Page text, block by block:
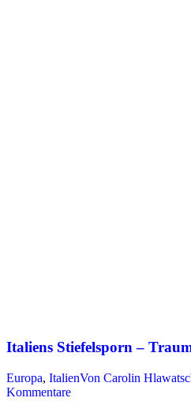
Italiens Stiefelsporn –
Europa, ItalienVon Carolin
Kommentare